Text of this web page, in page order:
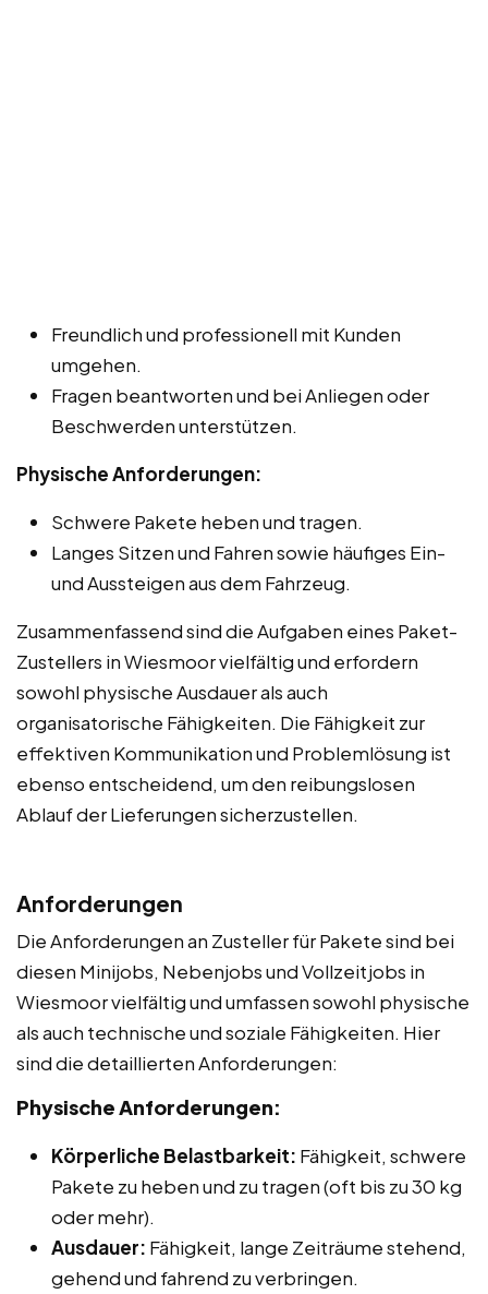
Freundlich und professionell mit Kunden
umgehen.
Fragen beantworten und bei Anliegen oder
Beschwerden unterstützen.
Physische Anforderungen:
Schwere Pakete heben und tragen.
Langes Sitzen und Fahren sowie häufiges Ein-
und Aussteigen aus dem Fahrzeug.
Zusammenfassend sind die Aufgaben eines Paket-
Zustellers in Wiesmoor vielfältig und erfordern
sowohl physische Ausdauer als auch
organisatorische Fähigkeiten. Die Fähigkeit zur
effektiven Kommunikation und Problemlösung ist
ebenso entscheidend, um den reibungslosen
Ablauf der Lieferungen sicherzustellen.
Anforderungen
Die Anforderungen an Zusteller für Pakete sind bei
diesen Minijobs, Nebenjobs und Vollzeitjobs in
Wiesmoor vielfältig und umfassen sowohl physische
als auch technische und soziale Fähigkeiten. Hier
sind die detaillierten Anforderungen:
Physische Anforderungen:
Körperliche Belastbarkeit: Fähigkeit, schwere
Pakete zu heben und zu tragen (oft bis zu 30 kg
oder mehr).
Ausdauer: Fähigkeit, lange Zeiträume stehend,
gehend und fahrend zu verbringen.